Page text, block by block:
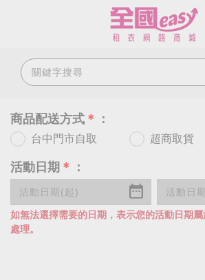
商品配送方式 ＊ ：
台中門市自取 超商取貨
活動日期 ＊ ：
如無法選擇需要的日期，表示您的活動日期
處理。